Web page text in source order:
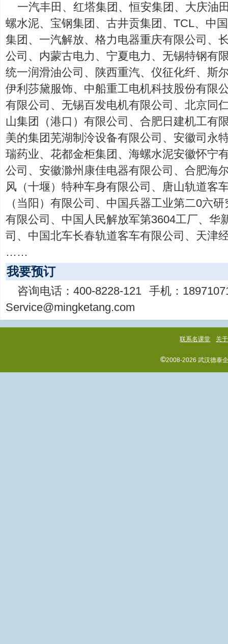
一汽丰田、红塔集团、恒安集团、大庆油
螺水泥、宝钢集团、古井贡集团、TCL、中
集团、一汽解放、格力电器重庆有限公司、
公司、内蒙古电力、宁夏电力、无锡特钢有
统一润滑油公司、陕西重汽、仪征化纤、斯
伊利莎黛服饰、中船重工电机科技股份有限
有限公司、无锡百发电机有限公司、北京同
山集团（港口）有限公司、合肥日建机工有
美的集团芜湖制泠设备有限公司、安徽司永
瑞药业、花都金柜集团、海螺水泥安徽怀宁
公司、安徽滁州康佳电器有限公司、合肥海
风（十堰）特种车身有限公司、唐山轨道客
（当阳）有限公司、中国兵器工业第二0六
有限公司、中国人民解放军第3604工厂、华
司、中国北车长春轨道客车有限公司、天津
……
我要预订
咨询电话：400-8228-121 手机：
Service@mingketang.com
联系名课堂 关
©2008-2026 武汉德泰